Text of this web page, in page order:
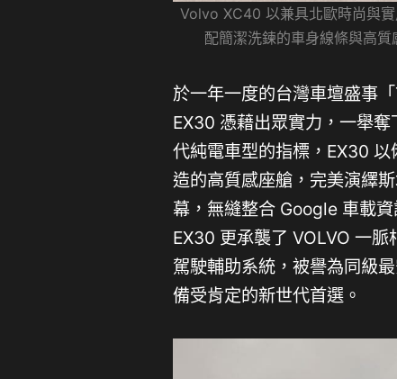
Volvo XC40 以兼具北歐時尚與
配簡潔洗鍊的車身線條與高
於一年一度的台灣車壇盛事
EX30 憑藉出眾實力，一舉
代純電車型的指標，EX30
造的高質感座艙，完美演繹
幕，無縫整合 Google 車載
EX30 更承襲了 VOLVO 一
駕駛輔助系統，被譽為同級
備受肯定的新世代首選。